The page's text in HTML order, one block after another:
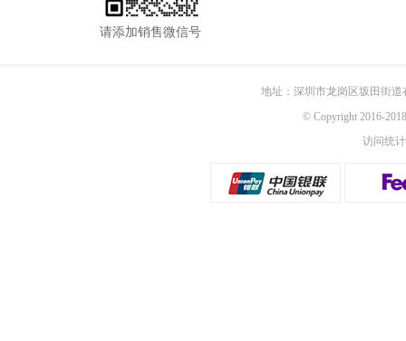
请添加销售微信号
地址：深圳市龙岗区坂田街
© Copyright 2016-
访问统